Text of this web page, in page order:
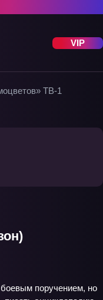
VIP
ТВ-1
поручением, но